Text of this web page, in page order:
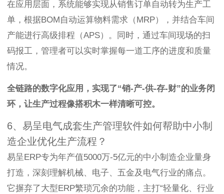
在应用层面，系统能够实现从销售订单自动转为生产工
单，根据BOM自动运算物料需求（MRP），并结合车间
产能进行高级排程（APS）。同时，通过车间现场的扫
码报工，管理者可以实时掌握每一道工序的进度和质量
情况。
全链路的数字化应用，实现了“销-产-供-存-财”的业务闭
环，让生产过程像搭积木一样清晰可控。
6、易呈电气成套生产管理软件如何帮助中小制
造企业优化生产流程？
易呈ERP专为年产值5000万-5亿元的中小制造企业量身
打造，深刻理解机械、电子、五金及电气行业的痛点。
它摒弃了大型ERP繁琐冗余的功能，主打“轻量化、行业